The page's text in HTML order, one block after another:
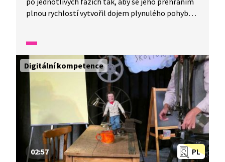
plnou rychlostí vytvořil dojem plynulého pohybu.
ve filmu tekla. Připravte si tužku, papír,
jednoduché předměty, fotoaparát a vyzkoušejte si,
jak se dělá animovaný film.
Digitální kompetence
PL
02:57